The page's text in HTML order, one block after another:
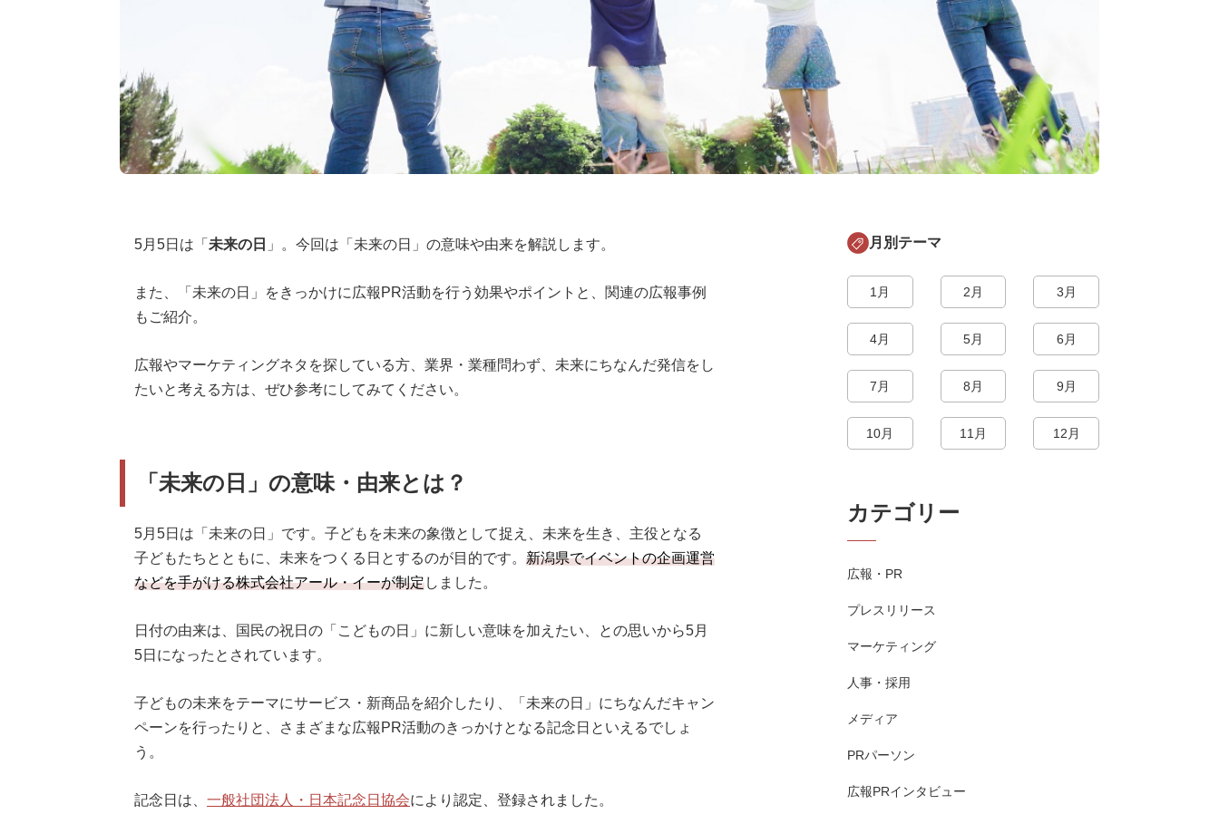
5月5日は「 未来の日 」。今回は「未来の日」の意味や由来を解説します。
また、「未来の日」をきっかけに広報PR活動を行う効果やポイントと、関連の広報事例
もご紹介。
広報やマーケティングネタを探している方、業界・業種問わず、未来にちなんだ発信をし
たいと考える方は、ぜひ参考にしてみてください。
「未来の日」の意味・由来とは？
5月5日は「未来の日」です。子どもを未来の象徴として捉え、未来を生き、主役となる
子どもたちとともに、未来をつくる日とするのが目的です。 新潟県でイベントの企画運営
などを手がける株式会社アール・イーが制定しました。
日付の由来は、国民の祝日の「こどもの日」に新しい意味を加えたい、との思いから5月
5日になったとされています。
子どもの未来をテーマにサービス・新商品を紹介したり、「未来の日」にちなんだキャン
ペーンを行ったりと、さまざまな広報PR活動のきっかけとなる記念日といえるでしょ
う。
記念日は、 一般社団法人・日本記念日協会により認定、登録されました。
月別テーマ
1月 2月 3月
4月 5月 6月
7月 8月 9月
10月 11月 12月
カテゴリー
広報・PR
プレスリリース
マーケティング
人事・採用
メディア
PRパーソン
広報PRインタビュー